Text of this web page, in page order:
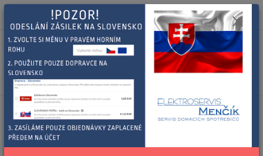
Menu
+420 602 288 130
(Po-Pá, 8-15 hod.)
0ks
za0,00 Kč
KENWOOD
KENWOOD těsnění pro smoothie
SB327
KENWOOD těsnění pro smoothie